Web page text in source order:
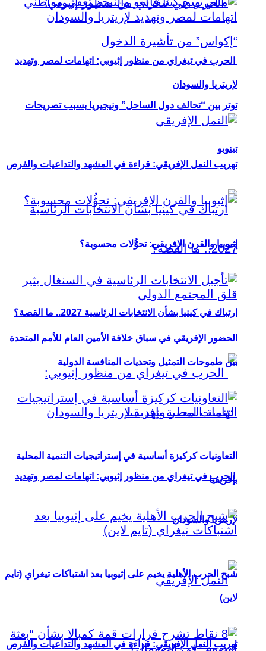
توتر بين “تحالف دول الساحل” ونيجيريا بسبب تصريحات
تينوبو
ارتباك في كينيا بشأن الانتخابات الرئاسية 2027.. ما القصة؟
الحرب في تيغراي من منظور إثيوبي: اتهامات لمصر وتهديد
لإريتريا والسودان
تهريب النمل الإفريقي: قراءة في المشهد والتداعيات والفرص
الحرب في تيغراي من منظور إثيوبي: اتهامات لمصر وتهديد
لإريتريا والسودان
تهريب النمل الإفريقي: قراءة في المشهد والتداعيات والفرص
إثيوبيا والقرن الإفريقي: تحوُّلات محسوبة؟
الحضور الإفريقي في سباق خلافة الأمين العام للأمم المتحدة
بين طموحات التمثيل وتحديات المنافسة الدولية
التعاونيات كركيزة أساسية في إستراتيجيات التنمية المحلية
بإفريقيا
شبح الحرب الأهلية يخيم على إثيوبيا بعد اشتباكات تيغراي (تايم
لاين)